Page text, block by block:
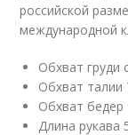
российской
международной
Обхват груди
Обхват талии
Обхват бедер
Длина рукава